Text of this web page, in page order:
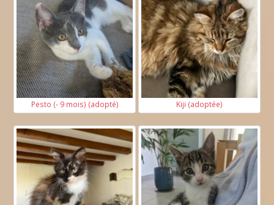
Pesto (- 9 mois) (adopté) Kiji (adoptée)